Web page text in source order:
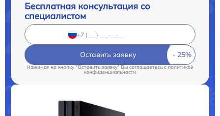
Бесплатная консультация со
специалистом
Оставить заявку
Нажимая на кнопку "Оставить заявку" Вы соглашаетесь cполитикой
конфиденциальности